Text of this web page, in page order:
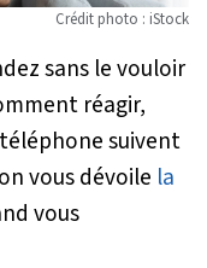
Crédit photo : iStock
sans le vouloir
réagir,
suivent
vous dévoile la
vous